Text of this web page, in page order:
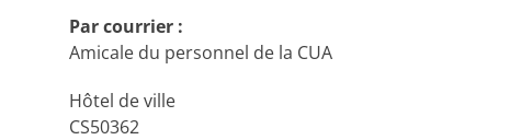
Par courrier :
Amicale du personnel de la CUA
Hôtel de ville
CS50362